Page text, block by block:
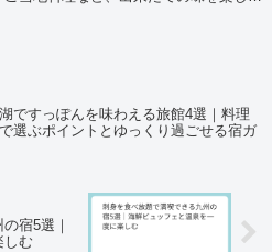
ですっぽんを味わえる旅館4選｜料理
選ぶポイントとゆっくり過ごせる宿ガ
宿5選｜
しむ